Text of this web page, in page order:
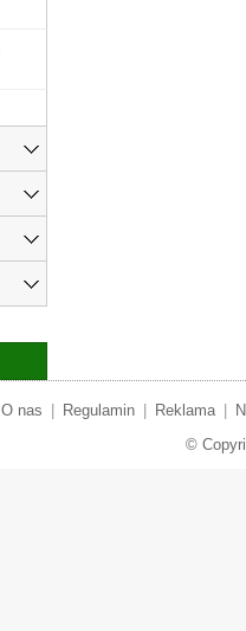
O nas Regulamin Reklama
©